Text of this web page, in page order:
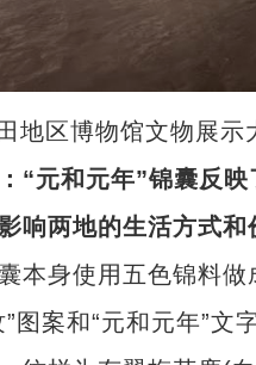
区博物馆文物展示
“元和元年”锦囊反
响两地的生活方式和
本身使用五色锦料
”图案和“元和元年”